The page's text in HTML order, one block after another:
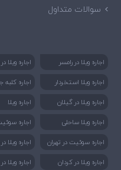
سوالات متداول
اجاره ویلا در رامسر اجاره ویلا
اجاره ویلا استخردار
اجاره کلبه
اجاره ویلا در گیلان
اجاره ویلا
اجاره ویلا ساحلی
اجاره
اجاره سوئیت در تهران اجاره ویلا
اجاره ویلا در کردان
اجاره ویلا